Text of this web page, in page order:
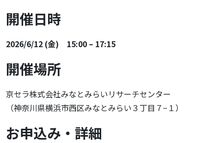
開催日時
2026/6/12 (金) 15:00 – 17:15
開催場所
京セラ株式会社みなとみらいリサーチセンター
（神奈川県横浜市西区みなとみらい３丁目７−１）
お申込み・詳細